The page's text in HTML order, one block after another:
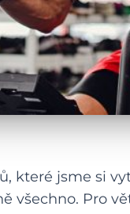
které jsme si
všechno. Pro